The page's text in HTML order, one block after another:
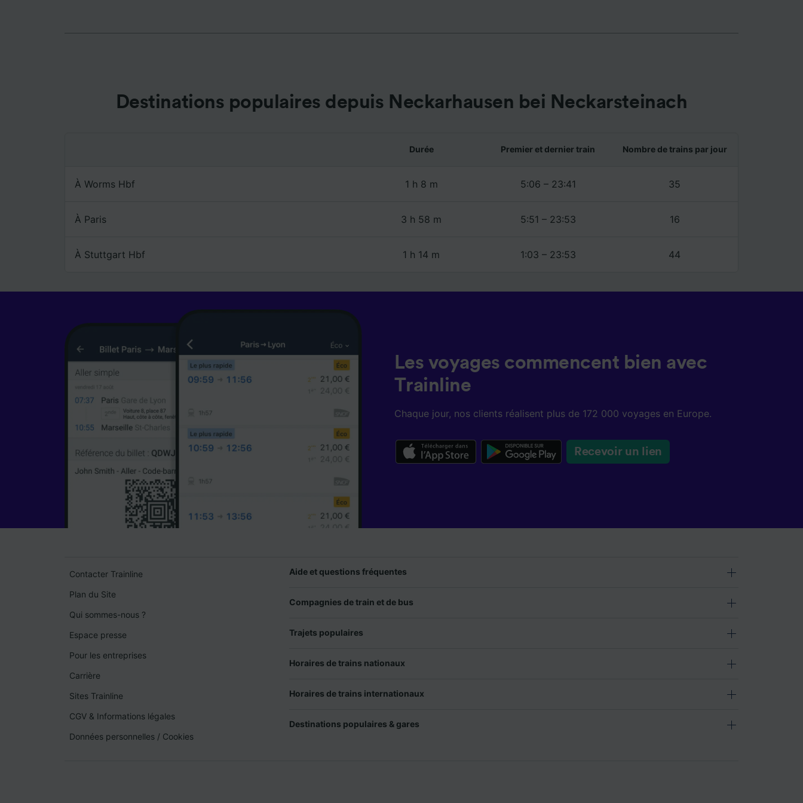
Destinations populaires depuis Neckarhausen bei Neckarsteinach
Durée Premier et dernier train Nombre de trains par jour
À Worms Hbf 1 h 8 m 5:06 – 23:41 35
À Paris 3 h 58 m 5:51 – 23:53 16
À Stuttgart Hbf 1 h 14 m 1:03 – 23:53 44
Les voyages commencent bien avec
Trainline
Chaque jour, nos clients réalisent plus de 172 000 voyages en Europe.
Recevoir un lien
Contacter Trainline
Plan du Site
Qui sommes-nous ?
Espace presse
Pour les entreprises
Carrière
Sites Trainline
CGV & Informations légales
Données personnelles / Cookies
Aide et questions fréquentes
Compagnies de train et de bus
Trajets populaires
Horaires de trains nationaux
Horaires de trains internationaux
Destinations populaires & gares